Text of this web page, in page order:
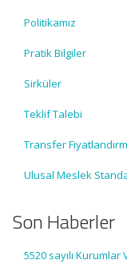
Politikamız
Pratik Bilgiler
Sirküler
Teklif Talebi
Transfer
Ulusal Meslek
Son Haberler
5520 sayılı